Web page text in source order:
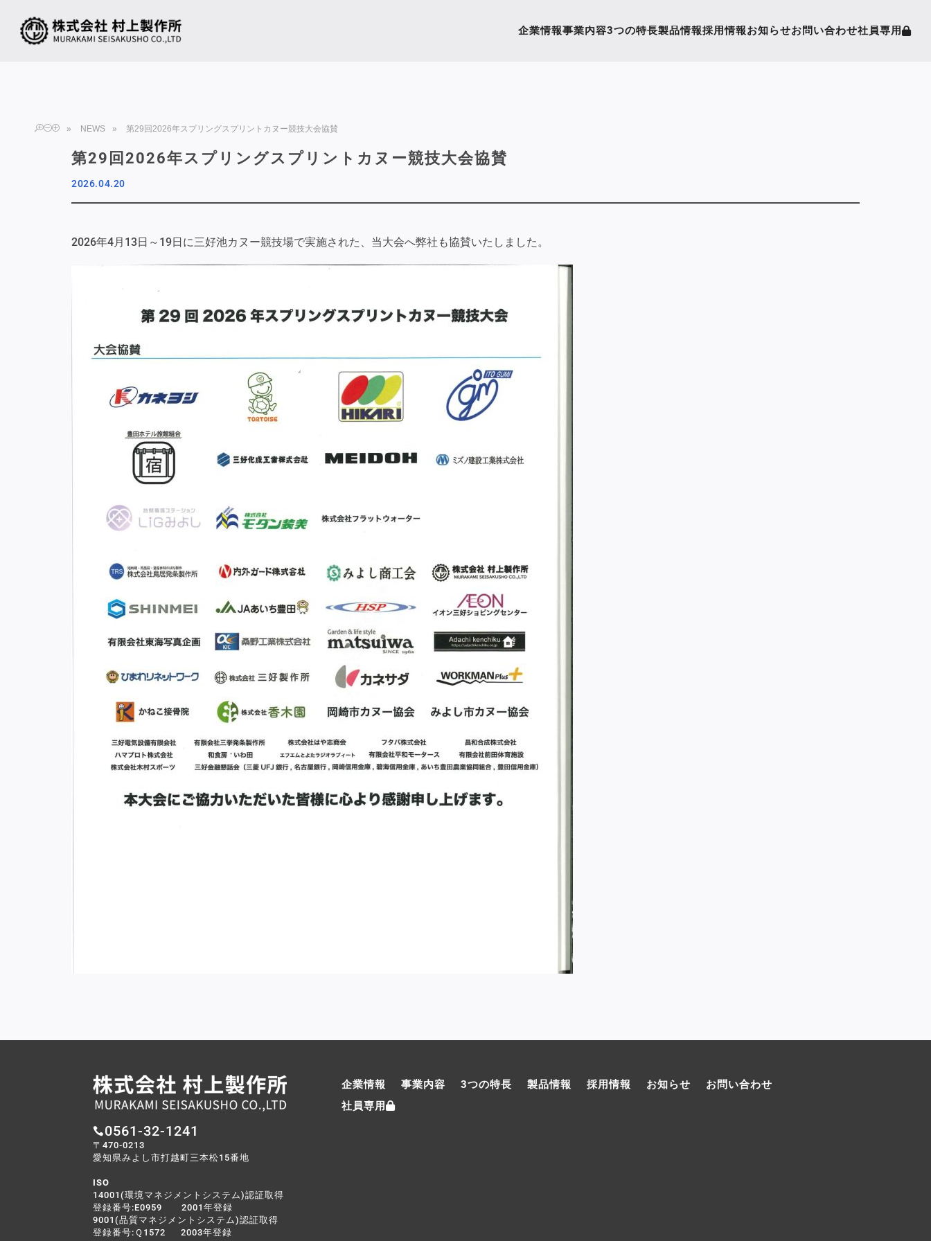
企業情報事業内容3つの特長製品情報採用情報お知らせお問い合わせ社員専用
TOP » NEWS » 第29回2026年スプリングスプリントカヌー競技大会協賛
第29回2026年スプリングスプリントカヌー競技大会協賛
2026.04.20
2026年4月13日～19日に三好池カヌー競技場で実施された、当大会へ弊社も協賛いたしました。
0561-32-1241
〒470-0213
愛知県みよし市打越町三本松15番地
ISO
14001(環境マネジメントシステム)認証取得
登録番号:E0959 2001年登録
9001(品質マネジメントシステム)認証取得
登録番号:Ｑ1572 2003年登録
企業情報 事業内容 3つの特長 製品情報 採用情報 お知らせ
お問い合わせ
社員専用